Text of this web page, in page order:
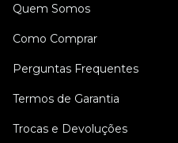
Quem Somos
Como Comprar
Perguntas Frequentes
Termos de Garantia
Trocas e Devoluções